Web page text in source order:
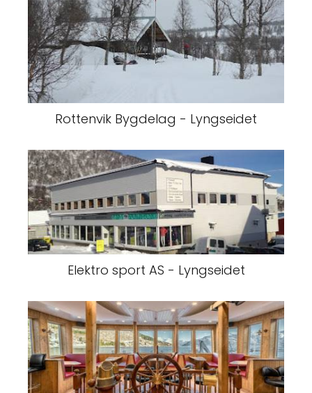
Rottenvik Bygdelag - Lyngseidet
Elektro sport AS - Lyngseidet